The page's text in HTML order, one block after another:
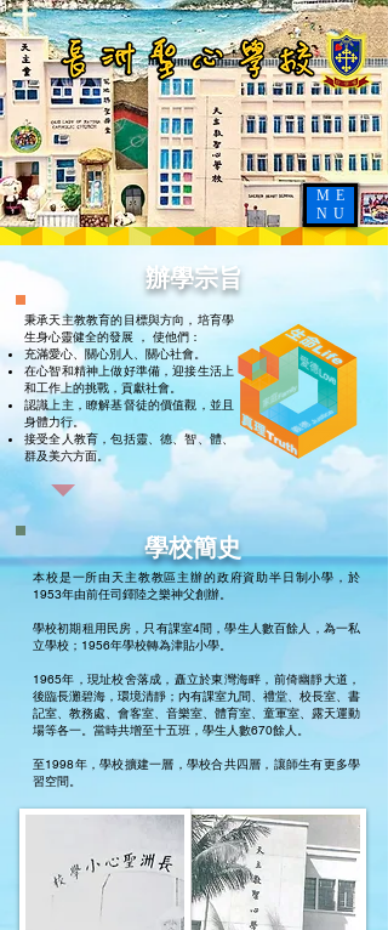
ME
NU
辦學宗旨
秉承天主教教育的目標與方向，培育學
生身心靈健全的發展 ， 使他們：
充滿愛心、關心別人、關心社會。
在心智和精神上做好準備，迎接生活上
和工作上的挑戰，貢獻社會。
認識上主，瞭解基督徒的價值觀，並且
身體力行。
接受全人教育，包括靈、德、智、體、
群及美六方面。
學校簡史
本校是一所由天主教教區主辦的政府資助半日制小學，於
1953年由前任司鐸陸之樂神父創辦。
學校初期租用民房，只有課室4間，學生人數百餘人，為一私
立學校； 1956年學校轉為津貼小學。
1965年，現址校舍落成，矗立於東灣海畔，前倚幽靜大道，
後臨長灘碧海，環境清靜；內有課室九間、禮堂、校長室、書
記室、教務處、會客室、音樂室、體育室、童軍室、露天運動
場等各一。當時共增至十五班，學生人數670餘人。
至1998年，學校擴建一層，學校合共四層，讓師生有更多學
習空間。